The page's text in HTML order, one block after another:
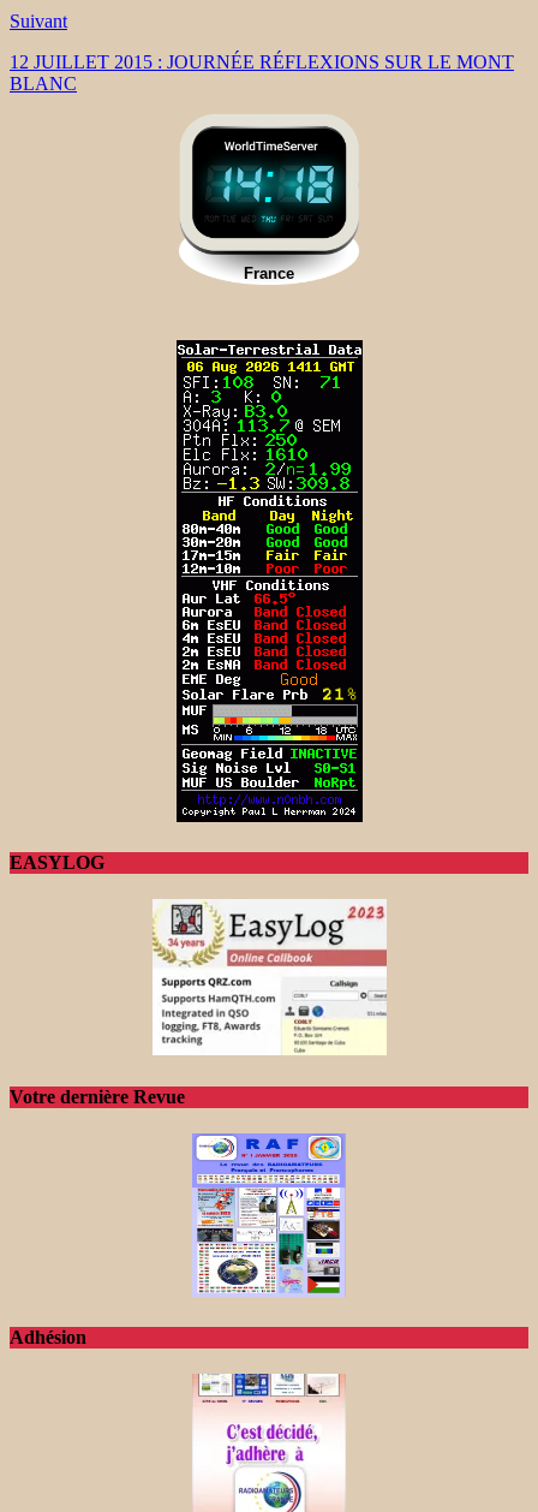
Suivant
12 JUILLET 2015 : JOURNÉE RÉFLEXIONS SUR LE MONT
BLANC
EASYLOG
Votre dernière Revue
Adhésion